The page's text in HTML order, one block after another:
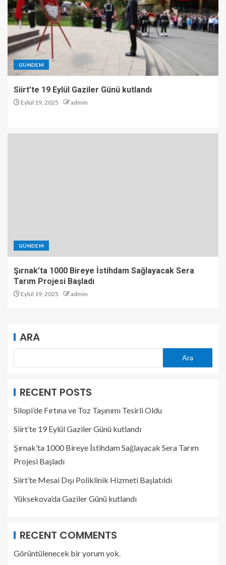
GÜNDEM
Siirt’te 19 Eylül Gaziler Günü kutlandı
Eylül 19, 2025 admin
GÜNDEM
Şırnak’ta 1000 Bireye İstihdam Sağlayacak Sera
Tarım Projesi Başladı
Eylül 19, 2025 admin
ARA
Ara
RECENT POSTS
Silopi’de Fırtına ve Toz Taşınımı Tesirli Oldu
Siirt’te 19 Eylül Gaziler Günü kutlandı
Şırnak’ta 1000 Bireye İstihdam Sağlayacak Sera Tarım
Projesi Başladı
Siirt’te Mesai Dışı Poliklinik Hizmeti Başlatıldı
Yüksekova’da Gaziler Günü kutlandı
RECENT COMMENTS
Görüntülenecek bir yorum yok.